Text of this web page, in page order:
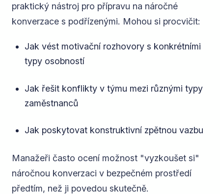
praktický nástroj pro přípravu na náročné
konverzace s podřízenými. Mohou si procvičit:
Jak vést motivační rozhovory s konkrétními
typy osobností
Jak řešit konflikty v týmu mezi různými typy
zaměstnanců
Jak poskytovat konstruktivní zpětnou vazbu
Manažeři často ocení možnost "vyzkoušet si"
náročnou konverzaci v bezpečném prostředí
předtím, než ji povedou skutečně.